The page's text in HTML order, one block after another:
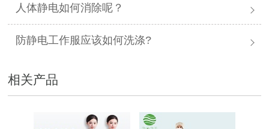
人体静电如何消除呢？
防静电工作服应该如何洗涤?
相关产品